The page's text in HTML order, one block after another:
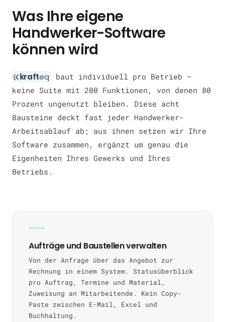
Was Ihre eigene
Handwerker-Software
können wird
krafteq
baut individuell pro Betrieb —
keine Suite mit 200 Funktionen, von denen 80
Prozent ungenutzt bleiben. Diese acht
Bausteine deckt fast jeder Handwerker-
Arbeitsablauf ab; aus ihnen setzen wir Ihre
Software zusammen, ergänzt um genau die
Eigenheiten Ihres Gewerks und Ihres
Betriebs.
Aufträge und Baustellen verwalten
Von der Anfrage über das Angebot zur
Rechnung in einem System. Statusüberblick
pro Auftrag, Termine und Material,
Zuweisung an Mitarbeitende. Kein Copy-
Paste zwischen E-Mail, Excel und
Buchhaltung.